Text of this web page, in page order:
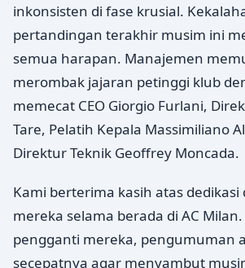
inkonsisten di fase krusial.
pertandingan terakhir musim ini
semua harapan. Manajemen
merombak jajaran petinggi klub
memecat CEO Giorgio Furlani,
Tare, Pelatih Kepala Massimiliano
Direktur Teknik Geoffrey Moncada.
Kami berterima kasih atas dedikasi
mereka selama berada di AC
pengganti mereka, pengumuman
secepatnya agar menyambut